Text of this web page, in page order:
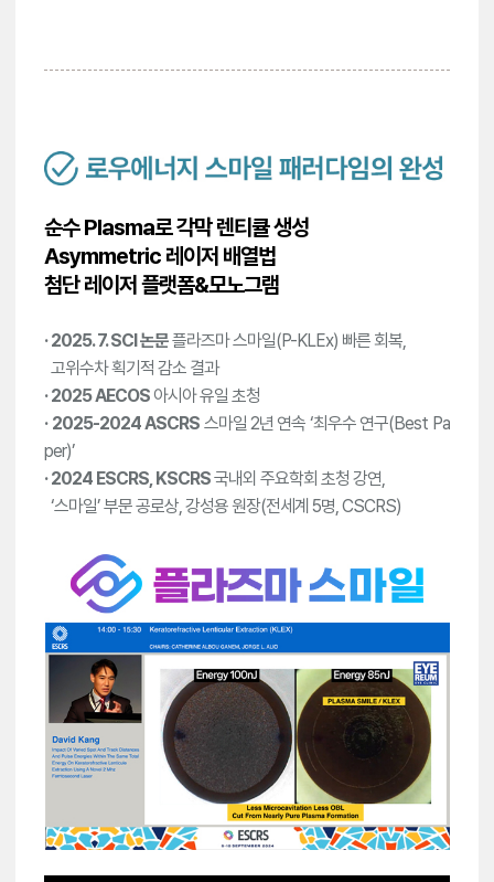
순수 Plasma로 각막 렌티큘 생성
Asymmetric 레이저 배열법
첨단 레이저 플랫폼&모노그램
· 2025. 7. SCI 논문플라즈마 스마일(P-KLEx) 빠른 회복,
고위수차 획기적 감소 결과
· 2025 AECOS 아시아 유일 초청
· 2025-2024 ASCRS 스마일 2년 연속 ‘최우수 연구(Best Pa
per)’
· 2024 ESCRS, KSCRS국내외 주요학회 초청 강연,
‘스마일’ 부문 공로상, 강성용 원장(전세계 5명, CSCRS)